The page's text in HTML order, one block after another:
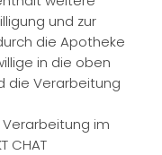
und zur
die Apotheke
in die oben
die Verarbeitung
im
CHAT